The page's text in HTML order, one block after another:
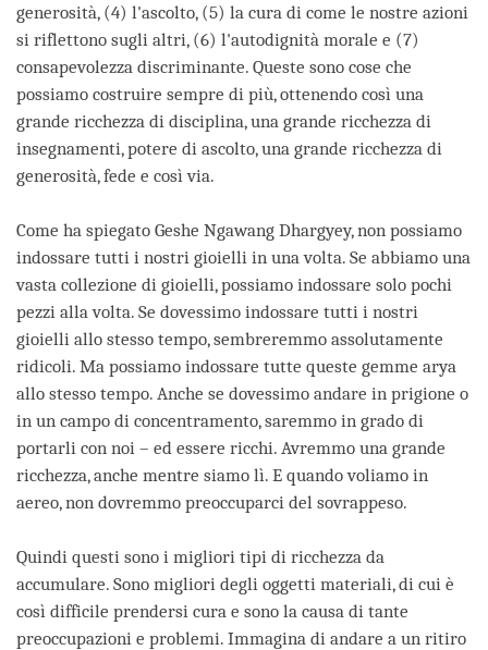
generosità, (4) l'ascolto, (5) la cura di come le nostre azioni
si riflettono sugli altri, (6) l'autodignità morale e (7)
consapevolezza discriminante. Queste sono cose che
possiamo costruire sempre di più, ottenendo così una
grande ricchezza di disciplina, una grande ricchezza di
insegnamenti, potere di ascolto, una grande ricchezza di
generosità, fede e così via.
Come ha spiegato Geshe Ngawang Dhargyey, non possiamo
indossare tutti i nostri gioielli in una volta. Se abbiamo una
vasta collezione di gioielli, possiamo indossare solo pochi
pezzi alla volta. Se dovessimo indossare tutti i nostri
gioielli allo stesso tempo, sembreremmo assolutamente
ridicoli. Ma possiamo indossare tutte queste gemme arya
allo stesso tempo. Anche se dovessimo andare in prigione o
in un campo di concentramento, saremmo in grado di
portarli con noi – ed essere ricchi. Avremmo una grande
ricchezza, anche mentre siamo lì. E quando voliamo in
aereo, non dovremmo preoccuparci del sovrappeso.
Quindi questi sono i migliori tipi di ricchezza da
accumulare. Sono migliori degli oggetti materiali, di cui è
così difficile prendersi cura e sono la causa di tante
preoccupazioni e problemi. Immagina di andare a un ritiro